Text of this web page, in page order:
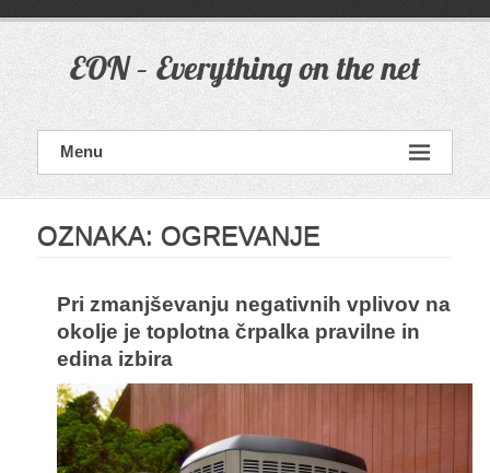
EON – Everything on the net
Menu
OZNAKA: OGREVANJE
Pri zmanjševanju negativnih vplivov na
okolje je toplotna črpalka pravilne in
edina izbira